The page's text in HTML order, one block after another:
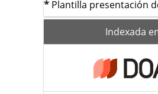
* Plantilla presentación
Indexada